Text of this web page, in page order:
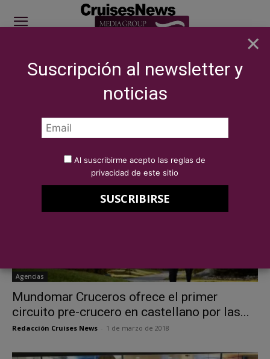
SITE SPONSOR: ICS 2026
SECTOR
AGENCIAS
Agencias
Mundomar Cruceros ofrece el primer
circuito pre-crucero en castellano por las...
Redacción Cruises News 1 de marzo de 2018
×
Suscripción al newsletter y
noticias
Al suscribirme acepto las reglas de
privacidad de este sitio